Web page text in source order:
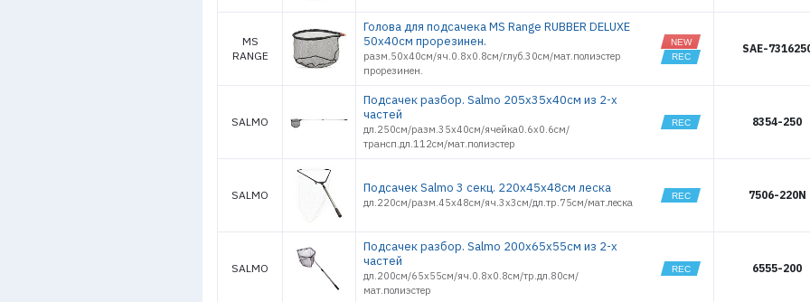
MS
RANGE
Голова для подсачека MS Range RUBBER DELUXE
50х40см прорезинен.
разм.50х40см/яч.0.8х0.8см/глуб.30см/мат.полиэстер
прорезинен.
SAE-
SALMO
Подсачек разбор. Salmo 205х35х40см из 2-х
частей
дл.250см/разм.35х40см/ячейка0.6х0.6см/
трансп.дл.112см/мат.полиэстер
8354-250
SALMO Подсачек Salmo 3 секц. 220х45x48см леска
дл.220см/разм.45х48см/яч.3х3см/дл.тр.75см/мат.леска
7506-220N
SALMO
Подсачек разбор. Salmo 200х65х55см из 2-х
частей
дл.200см/65х55см/яч.0.8x0.8см/тр.дл.80см/
мат.полиэстер
6555-200